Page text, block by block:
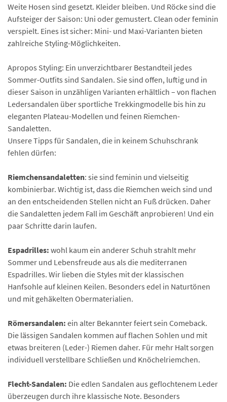
Weite Hosen sind gesetzt. Kleider bleiben. Und Röcke sind die
Aufsteiger der Saison: Uni oder gemustert. Clean oder feminin
verspielt. Eines ist sicher: Mini- und Maxi-Varianten bieten
zahlreiche Styling-Möglichkeiten.
Apropos Styling: Ein unverzichtbarer Bestandteil jedes
Sommer-Outfits sind Sandalen. Sie sind offen, luftig und in
dieser Saison in unzähligen Varianten erhältlich – von flachen
Ledersandalen über sportliche Trekkingmodelle bis hin zu
eleganten Plateau-Modellen und feinen Riemchen-
Sandaletten.
Unsere Tipps für Sandalen, die in keinem Schuhschrank
fehlen dürfen:
Riemchensandaletten: sie sind feminin und vielseitig
kombinierbar. Wichtig ist, dass die Riemchen weich sind und
an den entscheidenden Stellen nicht an Fuß drücken. Daher
die Sandaletten jedem Fall im Geschäft anprobieren! Und ein
paar Schritte darin laufen.
Espadrilles: wohl kaum ein anderer Schuh strahlt mehr
Sommer und Lebensfreude aus als die mediterranen
Espadrilles. Wir lieben die Styles mit der klassischen
Hanfsohle auf kleinen Keilen. Besonders edel in Naturtönen
und mit gehäkelten Obermaterialien.
Römersandalen: ein alter Bekannter feiert sein Comeback.
Die lässigen Sandalen kommen auf flachen Sohlen und mit
etwas breiteren (Leder-) Riemen daher. Für mehr Halt sorgen
individuell verstellbare Schließen und Knöchelriemchen.
Flecht-Sandalen: Die edlen Sandalen aus geflochtenem Leder
überzeugen durch ihre klassische Note. Besonders